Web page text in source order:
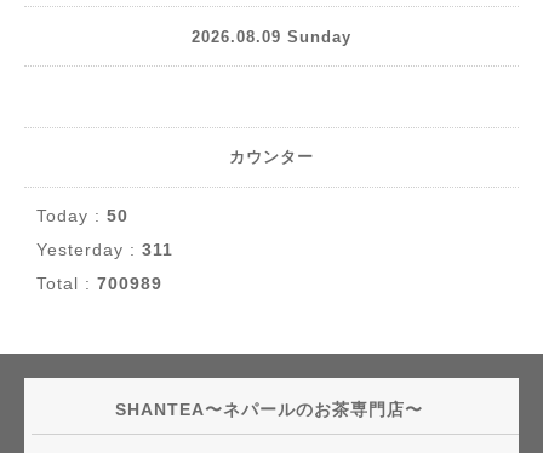
2026.08.09 Sunday
カウンター
Today : 50
Yesterday : 311
Total : 700989
SHANTEA〜ネパールのお茶専門店〜